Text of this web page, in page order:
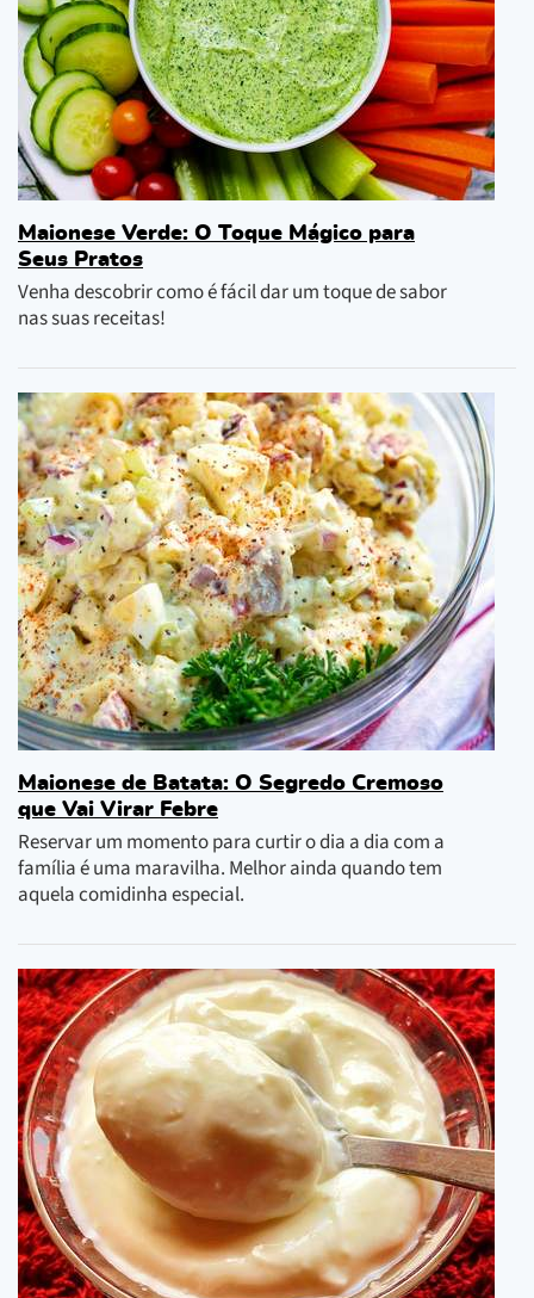
Maionese Verde: O Toque Mágico para
Seus Pratos
Venha descobrir como é fácil dar um toque de sabor
nas suas receitas!
Maionese de Batata: O Segredo Cremoso
que Vai Virar Febre
Reservar um momento para curtir o dia a dia com a
família é uma maravilha. Melhor ainda quando tem
aquela comidinha especial.